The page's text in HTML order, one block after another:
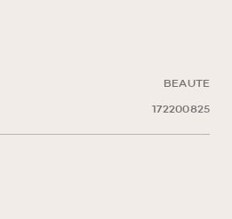
BEAUTE
172200825